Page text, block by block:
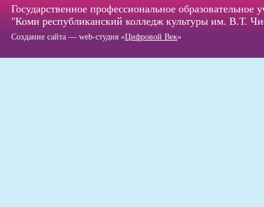
Государственное профессиональное
"Коми республиканский колледж культуры им. В.Т.
Создание сайта — web-студия «Цифровой Век»